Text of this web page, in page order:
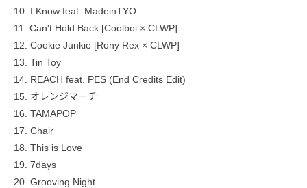
10. I Know feat. MadeinTYO
11. Can't Hold Back [Coolboi × CLWP]
12. Cookie Junkie [Rony Rex × CLWP]
13. Tin Toy
14. REACH feat. PES (End Credits Edit)
15. オレンジマーチ
16. TAMAPOP
17. Chair
18. This is Love
19. 7days
20. Grooving Night